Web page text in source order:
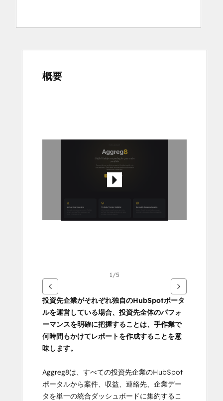
概要
用
し
ま
す
1/5
投資先企業がそれぞれ独自のHubSpotポータ
ルを運営している場合、投資先全体のパフォ
ーマンスを明確に把握することは、手作業で
何時間もかけてレポートを作成することを意
味します。
Aggreg8は、すべての投資先企業のHubSpot
ポータルから案件、収益、連絡先、企業デー
タを単一の統合ダッシュボードに集約するこ